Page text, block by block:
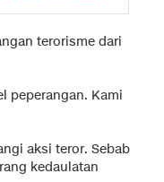
terorisme dari
peperangan. Kami
aksi teror. Sebab
kedaulatan